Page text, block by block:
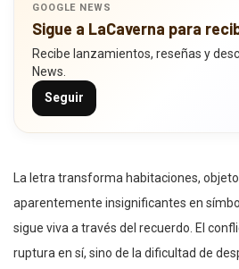
GOOGLE NEWS
Sigue a LaCaverna para
Recibe lanzamientos, reseñas y
News.
Seguir
La letra transforma habitaciones,
aparentemente insignificantes en
sigue viva a través del recuerdo. El
ruptura en sí, sino de la dificultad de